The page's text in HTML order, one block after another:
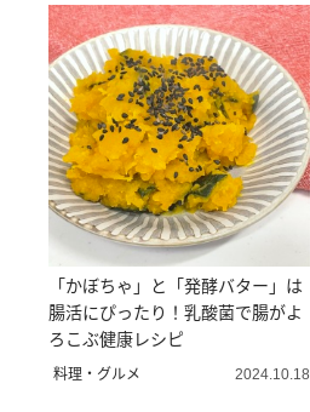
「かぼちゃ」と「発酵バター」は
腸活にぴったり！乳酸菌で腸がよ
ろこぶ健康レシピ
料理・グルメ 2024.10.18